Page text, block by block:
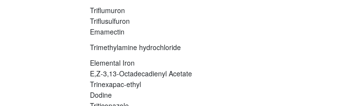
Triflumuron
Triflusulfuron
Emamectin
Trimethylamine hydrochloride
Elemental Iron
E,Z-3,13-Octadecadienyl Acetate
Trinexapac-ethyl
Dodine